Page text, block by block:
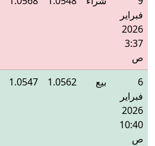
فبراير
2026
3:37
ص
6
فبراير
2026
10:40
ص
بيع 1.0562
1.0547